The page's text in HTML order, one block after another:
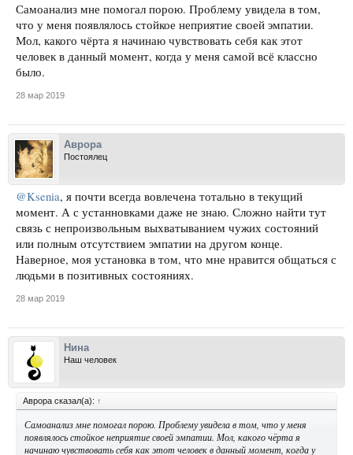
Самоанализ мне помогал порою. Проблему увидела в том,
что у меня появлялось стойкое неприятие своей эмпатии.
Мол, какого чёрта я начинаю чувствовать себя как этот
человек в данный момент, когда у меня самой всё классно
было.
28 мар 2019
Аврора
Постоялец
@Ksenia, я почти всегда вовлечена тотально в текущий
момент. А с устанновками даже не знаю. Сложно найти тут
связь с непроизвольным выхватыванием чужих состояний
или полным отсутствием эмпатии на другом конце.
Наверное, моя установка в том, что мне нравится общаться с
людьми в позитивных состояниях.
28 мар 2019
Нина
Наш человек
Аврора сказал(а): ↑
Самоанализ мне помогал порою. Проблему увидела в том, что у меня
появлялось стойкое неприятие своей эмпатии. Мол, какого чёрта я
начинаю чувствовать себя как этот человек в данный момент, когда у